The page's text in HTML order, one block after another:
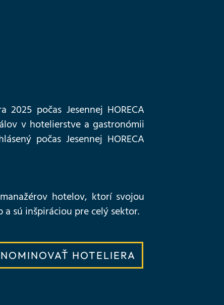
počas Jesennej HORECA
v hotelierstve a gastronómii
počas Jesennej HORECA
hotelov, ktorí svojou
sú inšpiráciou pre celý sektor.
NOMINOVAŤ HOTELIERA